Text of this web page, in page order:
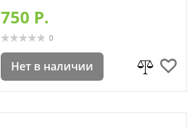
750 P.
0
Нет в наличии